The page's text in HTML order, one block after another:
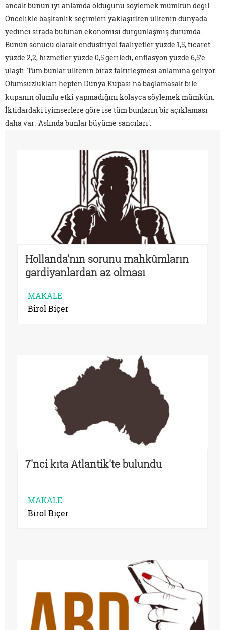
ancak bunun iyi anlamda olduğunu söylemek mümkün değil.
Öncelikle başkanlık seçimleri yaklaşırken ülkenin dünyada
yedinci sırada bulunan ekonomisi durgunlaşmış durumda.
Bunun sonucu olarak endüstriyel faaliyetler yüzde 1,5, ticaret
yüzde 2,2, hizmetler yüzde 0,5 geriledi, enflasyon yüzde 6,5'e
ulaştı. Tüm bunlar ülkenin biraz fakirleşmesi anlamına geliyor.
Olumsuzlukları hepten Dünya Kupası'na bağlamasak bile
kupanın olumlu etki yapmadığını kolayca söylemek mümkün.
İktidardaki iyimserlere göre ise tüm bunların bir açıklaması
daha var: 'Aslında bunlar büyüme sancıları'.
Hollanda’nın sorunu mahkûmların
gardiyanlardan az olması
MAKALE
Birol Biçer
7'nci kıta Atlantik'te bulundu
MAKALE
Birol Biçer